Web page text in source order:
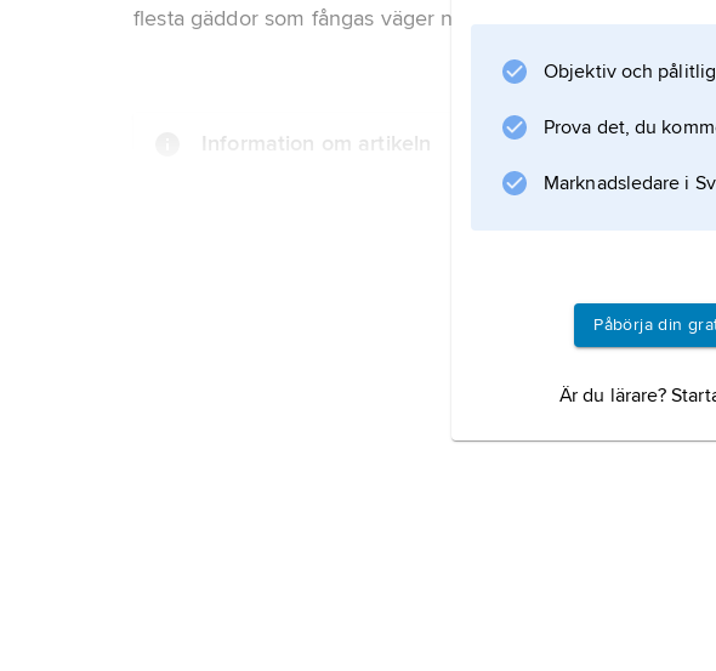
flesta gäddor som fångas väger några få kilo eller mindre.
Information om artikeln
Objektiv och
Prova det, du
Marknadsledare i
Påbörja din
Är du lärare?